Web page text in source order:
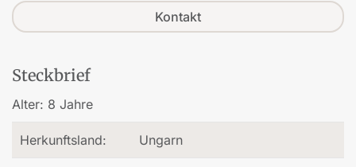
Kontakt
Steckbrief
Alter: 8 Jahre
Herkunftsland: Ungarn